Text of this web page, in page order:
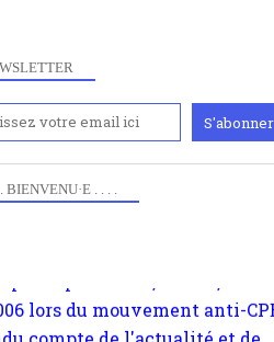
. BIENVENU·E . . . .
lors du mouvement anti-CPE,
d'une transformation dans
philosophiques